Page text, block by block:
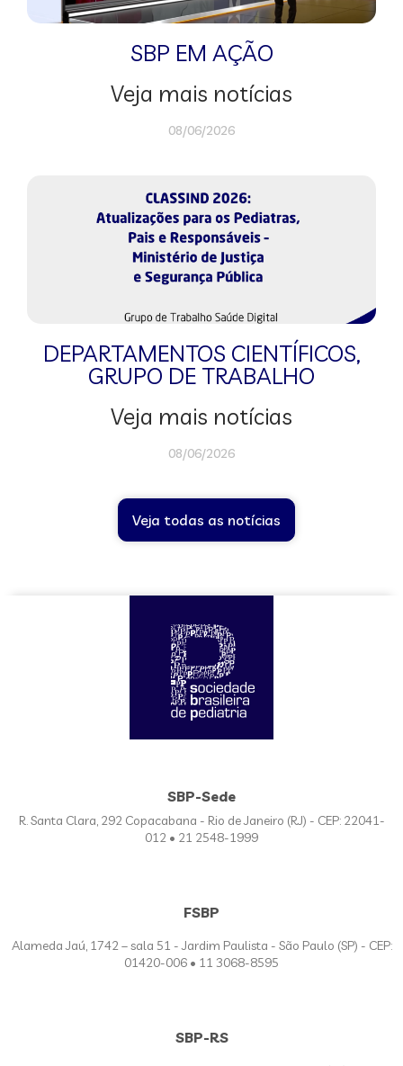
SBP EM AÇÃO
Veja mais notícias
08/06/2026
DEPARTAMENTOS CIENTÍFICOS,
GRUPO DE TRABALHO
Veja mais notícias
08/06/2026
Veja todas as notícias
SBP-Sede
R. Santa Clara, 292 Copacabana - Rio de Janeiro (RJ) - CEP: 22041-
012 • 21 2548-1999
FSBP
Alameda Jaú, 1742 – sala 51 - Jardim Paulista - São Paulo (SP) - CEP:
01420-006 • 11 3068-8595
SBP-RS